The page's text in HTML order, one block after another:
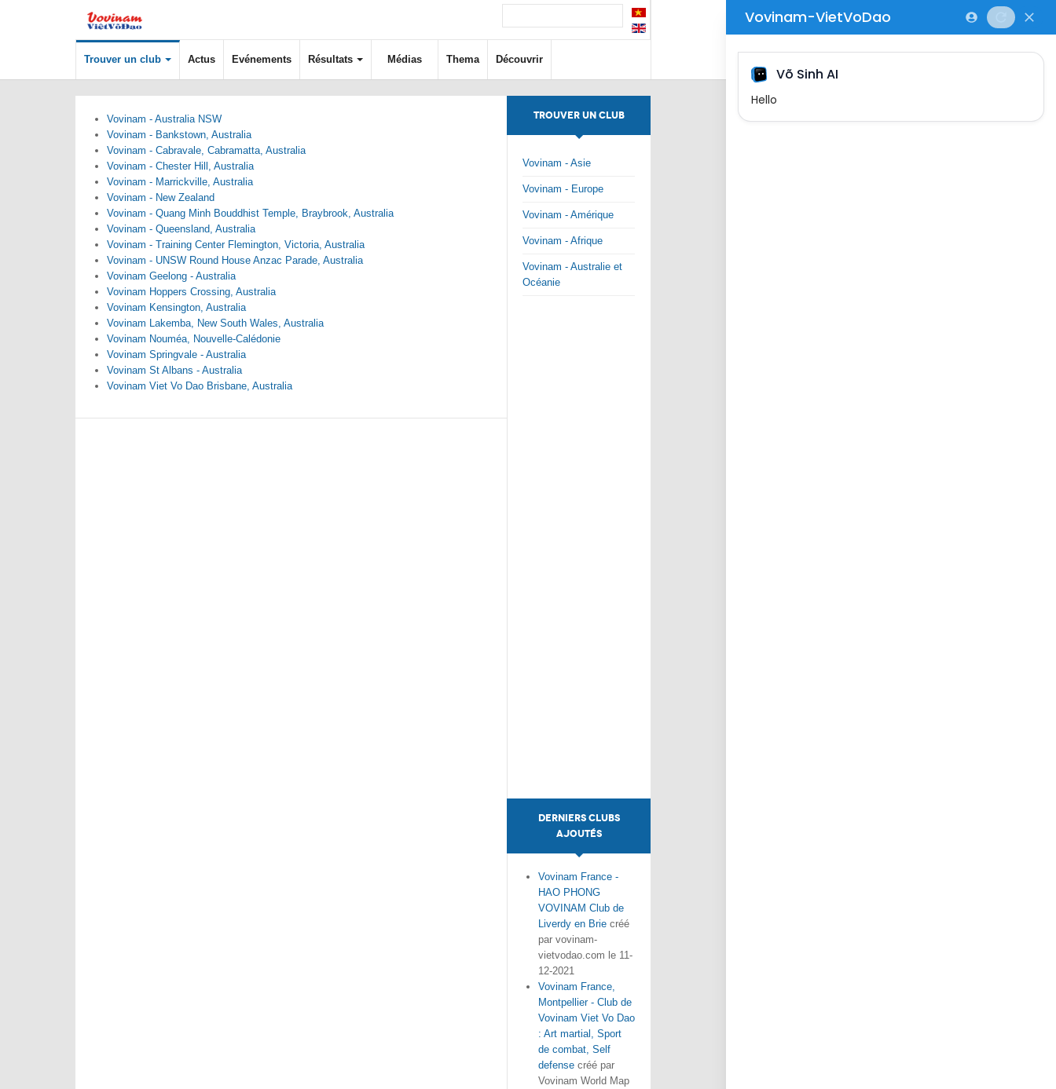
Trouver un club Actus Evénements Résultats Médias Thema Découvrir
Vovinam - Australia NSW
Vovinam - Bankstown, Australia
Vovinam - Cabravale, Cabramatta, Australia
Vovinam - Chester Hill, Australia
Vovinam - Marrickville, Australia
Vovinam - New Zealand
Vovinam - Quang Minh Bouddhist Temple, Braybrook, Australia
Vovinam - Queensland, Australia
Vovinam - Training Center Flemington, Victoria, Australia
Vovinam - UNSW Round House Anzac Parade, Australia
Vovinam Geelong - Australia
Vovinam Hoppers Crossing, Australia
Vovinam Kensington, Australia
Vovinam Lakemba, New South Wales, Australia
Vovinam Nouméa, Nouvelle-Calédonie
Vovinam Springvale - Australia
Vovinam St Albans - Australia
Vovinam Viet Vo Dao Brisbane, Australia
TROUVER UN CLUB
Vovinam - Asie
Vovinam - Europe
Vovinam - Amérique
Vovinam - Afrique
Vovinam - Australie et
Océanie
DERNIERS CLUBS
AJOUTÉS
Vovinam France -
HAO PHONG
VOVINAM Club de
Liverdy en Brie créé
par vovinam-
vietvodao.com le 11-
12-2021
Vovinam France,
Montpellier - Club de
Vovinam Viet Vo Dao
: Art martial, Sport
de combat, Self
defense créé par
Vovinam World Map